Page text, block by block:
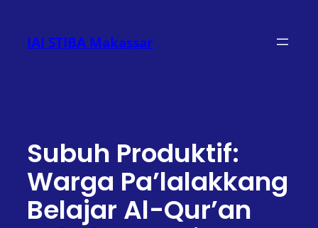
konten
IAI STIBA Makassar
Subuh Produktif:
Warga Pa’lalakkang
Belajar Al-Qur’an